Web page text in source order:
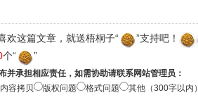
欢这篇文章，就送梧桐子“
”支持吧！
个“ ”
并承担相应责任，如需协助请联系网站管理员：
内容拷贝 版权问题 格式问题 其他（300字以内）